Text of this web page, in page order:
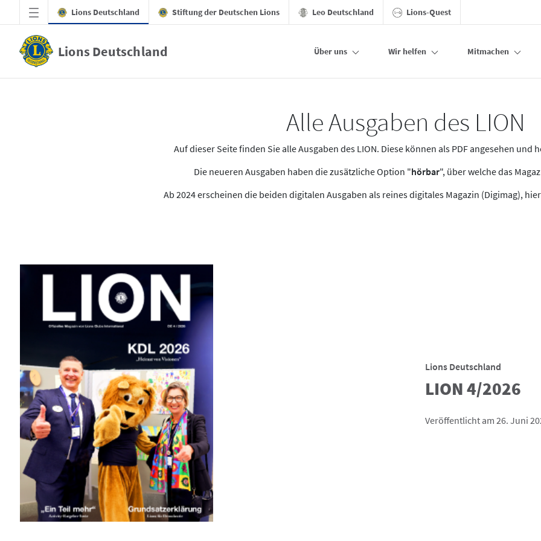
Zum Hauptinhalt springen
Lions Deutschland Stiftung der Deutschen Lions Leo Deutschland Lions-Quest
Lions Deutschland Über uns Wir helfen Mitmachen
Alle Ausgaben des LION
Auf dieser Seite finden Sie alle Ausgaben des LION. Diese können als PDF angesehen und
Die neueren Ausgaben haben die zusätzliche Option "hörbar", über welche das
Ab 2024 erscheinen die beiden digitalen Ausgaben als reines digitales Magazin (Digimag),
Lions Deutschland
LION 4/2026
Veröffentlicht am 26. Juni